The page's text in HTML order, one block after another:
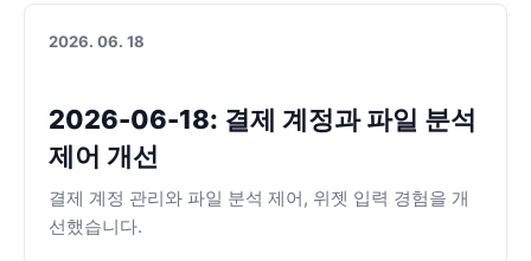
2026. 06. 18
2026-06-18: 결제 계정과 파일 분석
제어 개선
결제 계정 관리와 파일 분석 제어, 위젯 입력 경험을 개
선했습니다.